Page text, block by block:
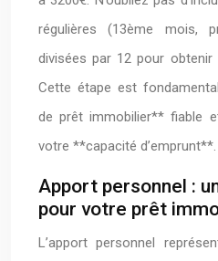
régulières (13ème mois,
divisées par 12 pour obtenir
Cette étape est
de prêt immobilier** fiable
votre **capacité d’emprunt**.
Apport personnel :
pour votre prêt
L’apport personnel